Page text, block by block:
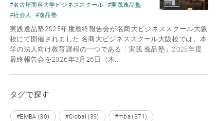
#名古屋商科大学ビジネススクール
#実践逸品塾
#社会人
#逸品塾
実践逸品塾2025年度最終報告会が名商大ビジネススクール大阪
校にて開催されました 名商大ビジネススクール大阪校では、本
学の法人向け教育課程の一つである「実践 逸品塾」2025年度
最終報告会を2026年3月26日（木...
タグで探す
#EMBA (30) #Global (39) #mba (371)